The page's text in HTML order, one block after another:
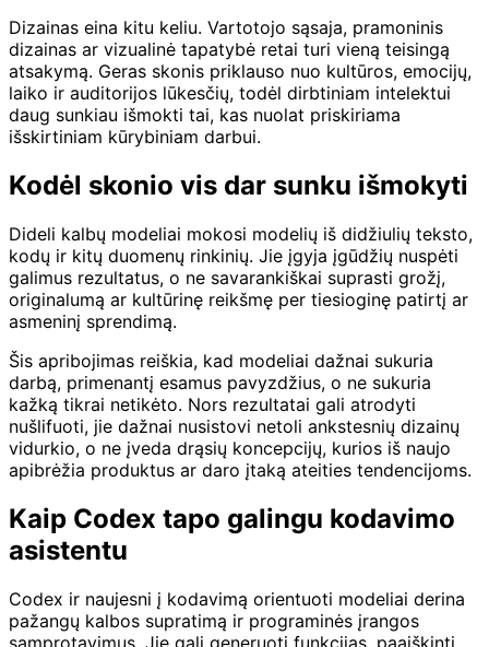
Dizainas eina kitu keliu. Vartotojo sąsaja, pramoninis
dizainas ar vizualinė tapatybė retai turi vieną teisingą
atsakymą. Geras skonis priklauso nuo kultūros, emocijų,
laiko ir auditorijos lūkesčių, todėl dirbtiniam intelektui
daug sunkiau išmokti tai, kas nuolat priskiriama
išskirtiniam kūrybiniam darbui.
Kodėl skonio vis dar sunku išmokyti
Dideli kalbų modeliai mokosi modelių iš didžiulių teksto,
kodų ir kitų duomenų rinkinių. Jie įgyja įgūdžių nuspėti
galimus rezultatus, o ne savarankiškai suprasti grožį,
originalumą ar kultūrinę reikšmę per tiesioginę patirtį ar
asmeninį sprendimą.
Šis apribojimas reiškia, kad modeliai dažnai sukuria
darbą, primenantį esamus pavyzdžius, o ne sukuria
kažką tikrai netikėto. Nors rezultatai gali atrodyti
nušlifuoti, jie dažnai nusistovi netoli ankstesnių dizainų
vidurkio, o ne įveda drąsių koncepcijų, kurios iš naujo
apibrėžia produktus ar daro įtaką ateities tendencijoms.
Kaip Codex tapo galingu kodavimo
asistentu
Codex ir naujesni į kodavimą orientuoti modeliai derina
pažangų kalbos supratimą ir programinės įrangos
samprotavimus. Jie gali generuoti funkcijas, paaiškinti